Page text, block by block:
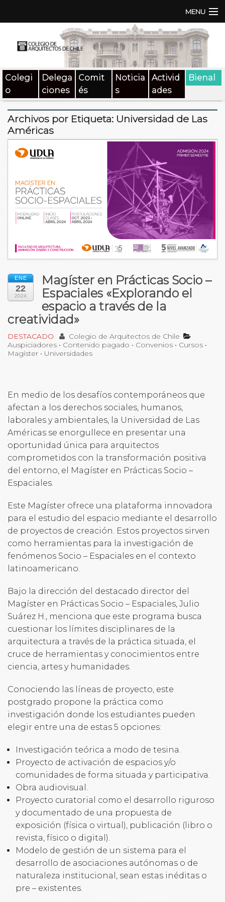
MENU
Documentos
SAT
Beneficios
Contacto
Buscar:
Colegi
o
Delega
ciones
Comit
és
Noticia
s
Activid
ades
Bienal
Archivos por Etiqueta: Universidad de Las
Américas
ENE
22
2024
Magíster en Prácticas Socio –
Espaciales «Explorando el
espacio a través de la
creatividad»
DESTACADO
Colegio de Arquitectos de Chile
Auspiciadores • Contenido pagado • Convenios • Cursos •
Magíster • Universidades
En medio de los desafíos contemporáneos que
afectan a los derechos sociales, humanos,
laborales y ambientales, la Universidad de Las
Américas se enorgullece en presentar una
oportunidad única para arquitectos
comprometidos con la transformación positiva
del entorno, el Magíster en Prácticas Socio –
Espaciales.
Este Magíster ofrece una plataforma innovadora
para el estudio del espacio mediante el desarrollo
de proyectos de creación. Estos proyectos sirven
como herramientas para la investigación de
fenómenos Socio – Espaciales en el contexto
latinoamericano.
Bajo la dirección del destacado director del
Magíster en Prácticas Socio – Espaciales, Julio
Suárez H., menciona que este programa busca
cuestionar los límites disciplinares de la
arquitectura a través de la práctica situada, el
cruce de herramientas y conocimientos entre
ciencia, artes y humanidades.
Conociendo las líneas de proyecto, este
postgrado propone la práctica como
investigación donde los estudiantes pueden
elegir entre una de estas 5 opciones:
Investigación teórica a modo de tesina.
Proyecto de activación de espacios y/o
comunidades de forma situada y participativa.
Obra audiovisual.
Proyecto curatorial como el desarrollo riguroso
y documentado de una propuesta de
exposición (física o virtual), publicación (libro o
revista, físico o digital).
Modelo de gestión de un sistema para el
desarrollo de asociaciones autónomas o de
naturaleza institucional, sean estas inéditas o
pre – existentes.